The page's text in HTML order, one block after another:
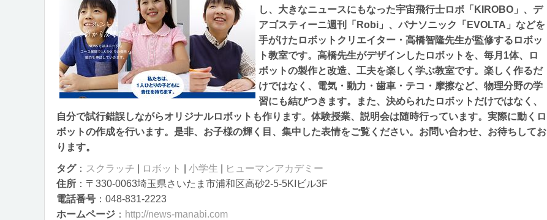
し、大きなニュースにもなった宇宙飛行士ロボ「KIROBO」、デ
アゴスティーニ週刊「Robi」、パナソニック「EVOLTA」などを
手がけたロボットクリエイター・高橋智隆先生が監修するロボッ
ト教室です。高橋先生がデザインしたロボットを、毎月1体、ロ
ボットの製作と改造、工夫を楽しく学ぶ教室です。楽しく作るだ
けではなく、電気・動力・歯車・テコ・摩擦など、物理分野の学
習にも結びつきます。また、決められたロボットだけではなく、
自分で試行錯誤しながらオリジナルロボットも作ります。体験授業、説明会は随時行っています。実際に動くロ
ボットの作成を行います。是非、お子様の輝く目、集中した表情をご覧ください。お問い合わせ、お待ちしてお
ります。
タグ： スクラッチ ロボット 小学生
ヒューマンアカデミー
住所 ：〒330-0063埼玉県さいたま市浦和区高砂2-5-5KIビル3F
電話番号 ：048-831-2223
ホームページ ： http://news-manabi.com